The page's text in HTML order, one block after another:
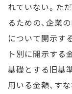
れていない。た
るための、企業
について開示す
ト別に開示する
基礎とする旧基
用いる金額、す